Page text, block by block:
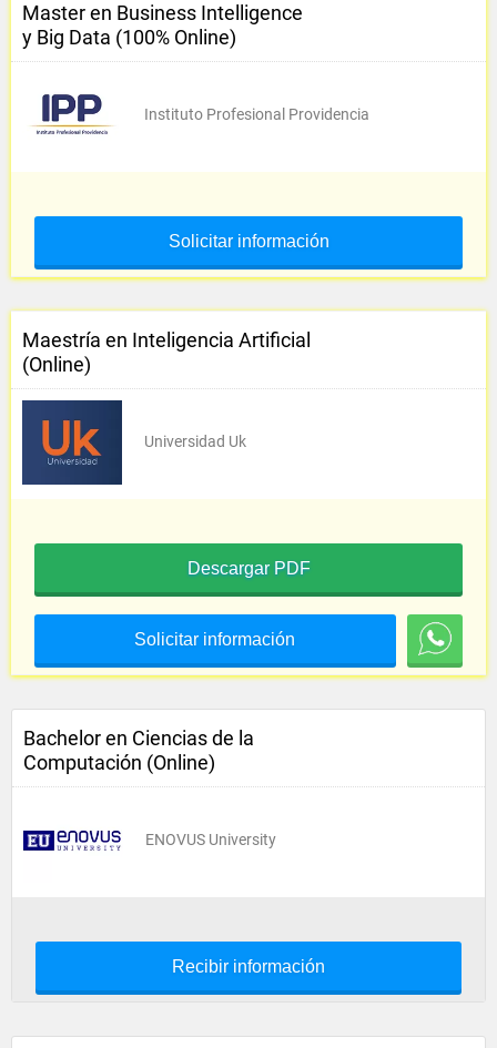
Master en Business Intelligence
y Big Data (100% Online)
Instituto Profesional Providencia
Solicitar información
Maestría en Inteligencia Artificial
(Online)
Universidad Uk
Descargar PDF
Solicitar información
Bachelor en Ciencias de la
Computación (Online)
ENOVUS University
Recibir información